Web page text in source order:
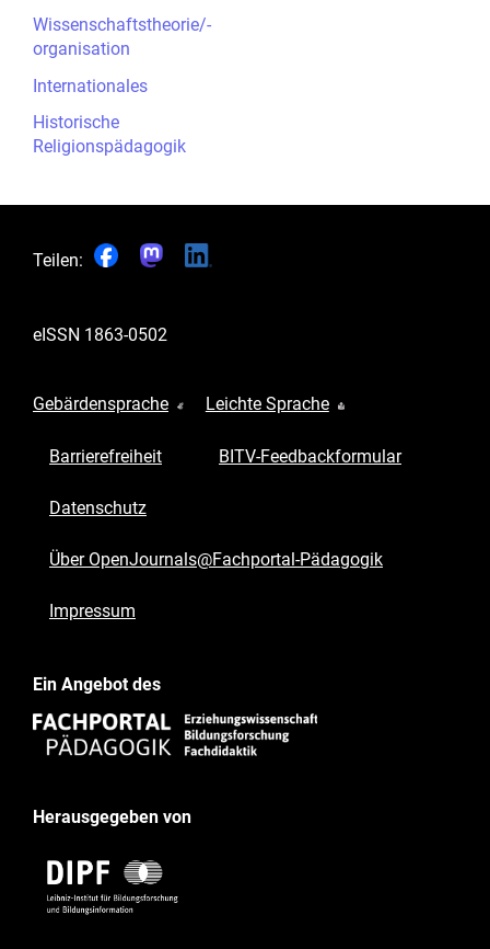
Wissenschaftstheorie/-
organisation
Internationales
Historische
Religionspädagogik
Teilen:
eISSN 1863-0502
Gebärdensprache Leichte Sprache
Barrierefreiheit BITV-Feedbackformular
Datenschutz
Über OpenJournals@Fachportal-Pädagogik
Impressum
Ein Angebot des
Herausgegeben von